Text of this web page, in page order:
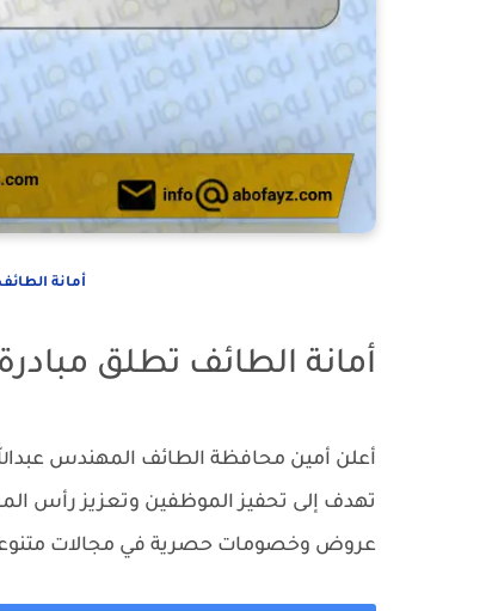
أمانة
أمانة الطائف تطلق
أعلن أمين محافظة الطائف المهندس
عروض وخصومات حصرية في مجالات